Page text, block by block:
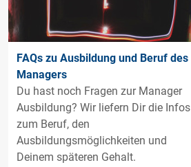
FAQs zu Ausbildung und Beruf des
Managers
Du hast noch Fragen zur Manager
Ausbildung? Wir liefern Dir die Infos
zum Beruf, den
Ausbildungsmöglichkeiten und
Deinem späteren Gehalt.